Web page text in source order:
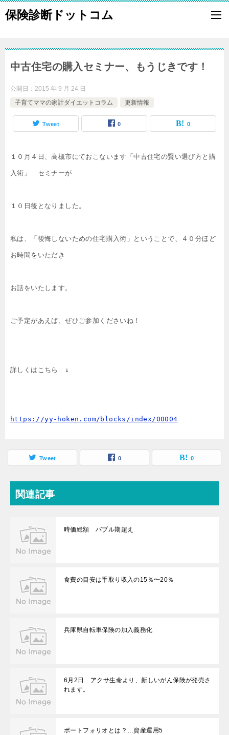
保険診断ドットコム
中古住宅の購入セミナー、もうじきです！
公開日： 2015 年 9 月 24 日
子育てママの家計ダイエットコラム
更新情報
Tweet 0 0
１０月４日、高槻市にておこないます「中古住宅の賢い選び方と購
入術」　セミナーが
１０日後となりました。
私は、「後悔しないための住宅購入術」ということで、４０分ほど
お時間をいただき
お話をいたします。
ご予定があえば、ぜひご参加くださいね！
詳しくはこちら　↓
https://yy-hoken.com/blocks/index/00004
Tweet 0 0
関連記事
時価総額 バブル期超え
食費の目安は手取り収入の15％〜20％
兵庫県自転車保険の加入義務化
6月2日 アクサ生命より、新しいがん保険が発売さ
れます。
ポートフォリオとは？…資産運用5